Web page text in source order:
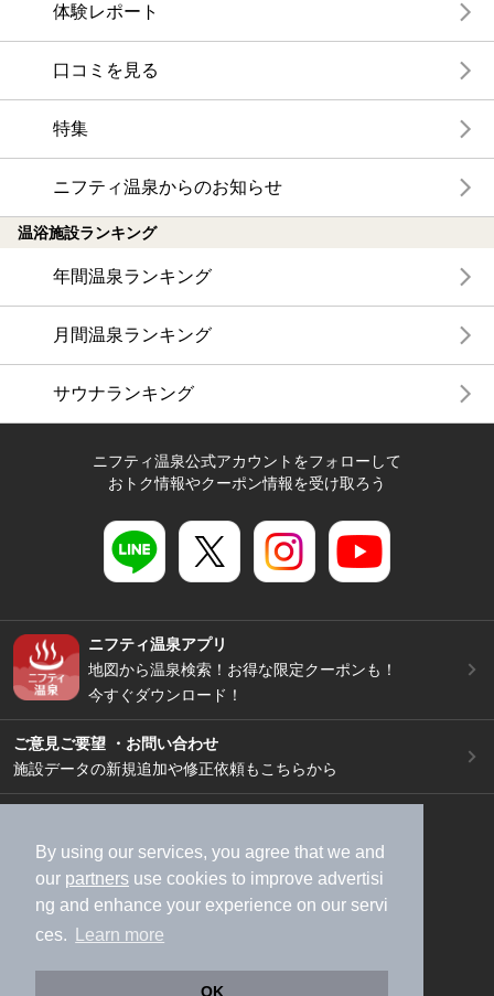
By using our services, you agree that we and
our partners use cookies to improve advertisi
ng and enhance your experience on our servi
ces.
Learn more
OK
体験レポート
口コミを見る
特集
ニフティ温泉からのお知らせ
温浴施設ランキング
年間温泉ランキング
月間温泉ランキング
サウナランキング
ニフティ温泉公式アカウントをフォローして
おトク情報やクーポン情報を受け取ろう
ニフティ温泉アプリ
地図から温泉検索！お得な限定クーポンも！
今すぐダウンロード！
ご意見ご要望 ・お問い合わせ
施設データの新規追加や修正依頼もこちらから
加盟店募集（資料請求）
広告出稿のご案内
利用規約
ライフスタイルMEMBERS+規約
特定商取引法に基づく表記
ヘルプ
採用情報
運営会社